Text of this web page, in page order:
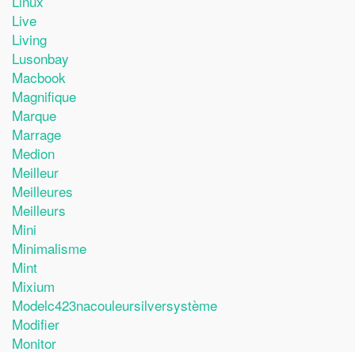
Live
Living
Lusonbay
Macbook
Magnifique
Marque
Marrage
Medion
Meilleur
Meilleures
Meilleurs
Mini
Minimalisme
Mint
Mixium
Modelc423nacouleursilversystème
Modifier
Monitor